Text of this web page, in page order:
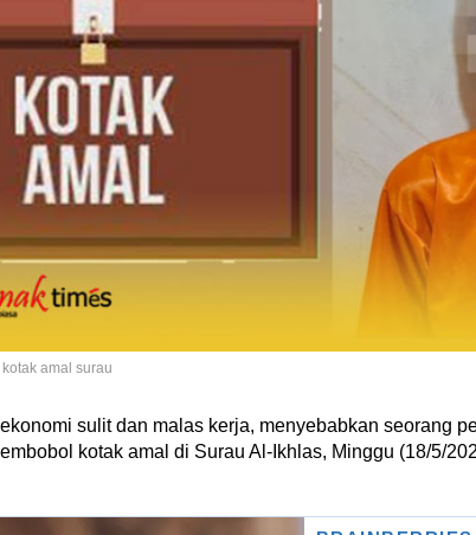
amal surau
sulit dan malas kerja, menyebabkan seorang
kotak amal di Surau Al-Ikhlas, Minggu (18/5/